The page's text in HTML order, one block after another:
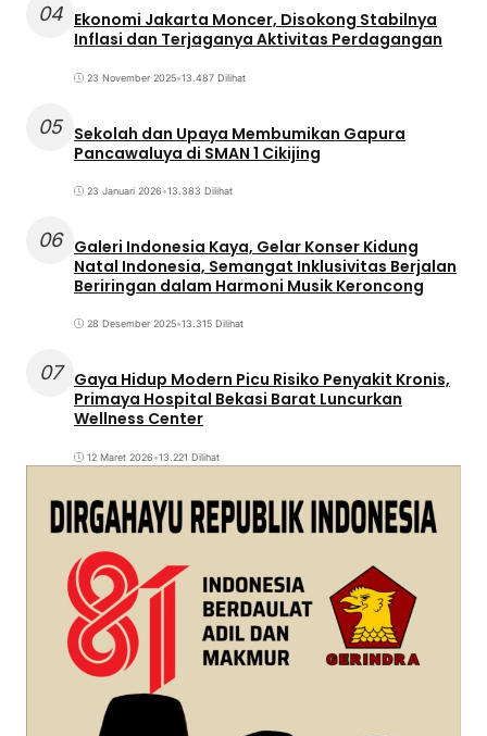
04 Ekonomi Jakarta Moncer, Disokong Stabilnya
Inflasi dan Terjaganya Aktivitas Perdagangan
23 November 2025•13.487 Dilihat
05 Sekolah dan Upaya Membumikan Gapura
Pancawaluya di SMAN 1 Cikijing
23 Januari 2026•13.383 Dilihat
06 Galeri Indonesia Kaya, Gelar Konser Kidung
Natal Indonesia, Semangat Inklusivitas Berjalan
Beriringan dalam Harmoni Musik Keroncong
28 Desember 2025•13.315 Dilihat
07
Gaya Hidup Modern Picu Risiko Penyakit Kronis,
Primaya Hospital Bekasi Barat Luncurkan
Wellness Center
12 Maret 2026•13.221 Dilihat